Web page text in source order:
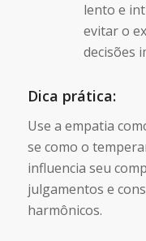
lento e
evitar o
decisões
Dica prática:
Use a empatia
se como o
influencia seu
julgamentos e
harmônicos.